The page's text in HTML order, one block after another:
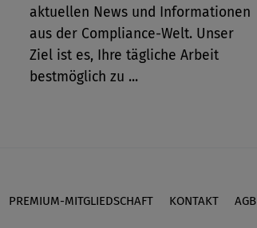
aktuellen News und Informationen
aus der Compliance-Welt. Unser
Ziel ist es, Ihre tägliche Arbeit
bestmöglich zu ...
PREMIUM-MITGLIEDSCHAFT KONTAKT AGB